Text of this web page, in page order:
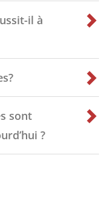
il à
sont
?